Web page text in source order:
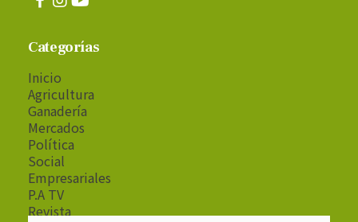
Categorías
Inicio
Agricultura
Ganadería
Mercados
Política
Social
Empresariales
P.A TV
Revista